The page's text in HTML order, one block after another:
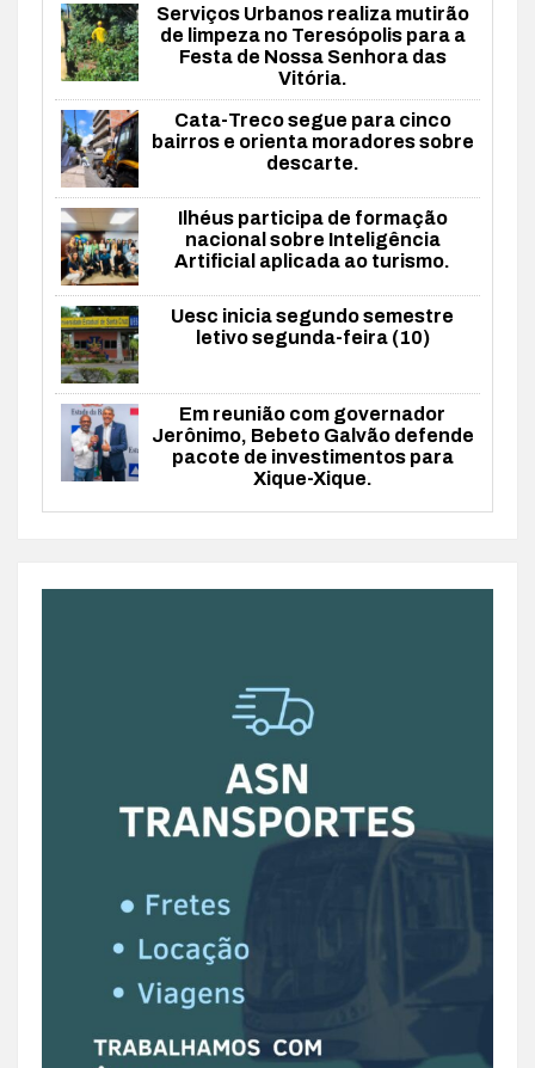
Serviços Urbanos realiza mutirão
de limpeza no Teresópolis para a
Festa de Nossa Senhora das
Vitória.
Cata-Treco segue para cinco
bairros e orienta moradores sobre
descarte.
Ilhéus participa de formação
nacional sobre Inteligência
Artificial aplicada ao turismo.
Uesc inicia segundo semestre
letivo segunda-feira (10)
Em reunião com governador
Jerônimo, Bebeto Galvão defende
pacote de investimentos para
Xique-Xique.